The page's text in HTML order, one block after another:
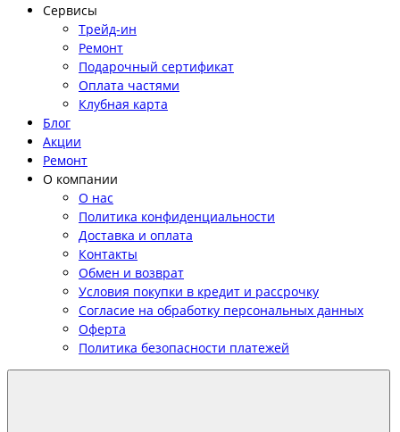
Сервисы
Трейд-ин
Ремонт
Подарочный сертификат
Оплата частями
Клубная карта
Блог
Акции
Ремонт
О компании
О нас
Политика конфиденциальности
Доставка и оплата
Контакты
Обмен и возврат
Условия покупки в кредит и рассрочку
Согласие на обработку персональных данных
Оферта
Политика безопасности платежей